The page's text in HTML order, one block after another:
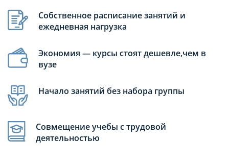
Собственное расписание занятий и
ежедневная нагрузка
Экономия — курсы стоят дешевле,чем в
вузе
Начало занятий без набора группы
Совмещение учебы с трудовой
деятельностью